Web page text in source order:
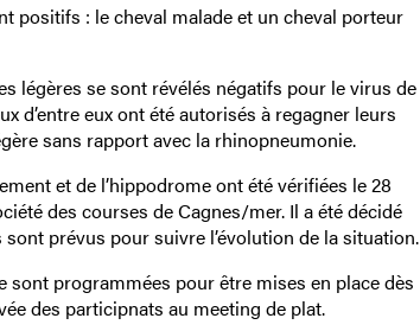
positifs : le cheval malade et un cheval porteur
légères se sont révélés négatifs pour le virus de
d’entre eux ont été autorisés à regagner leurs
sans rapport avec la rhinopneumonie.
et de l’hippodrome ont été vérifiées le 28
des courses de Cagnes/mer. Il a été décidé
prévus pour suivre l’évolution de la situation.
sont programmées pour être mises en place dès
des participnats au meeting de plat.